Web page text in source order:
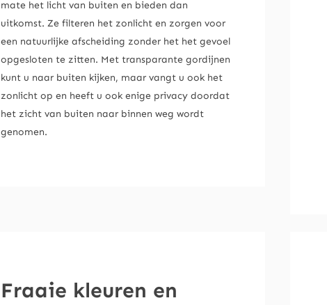
mate het licht van buiten en bieden dan
uitkomst. Ze filteren het zonlicht en zorgen voor
een natuurlijke afscheiding zonder het het gevoel
opgesloten te zitten. Met transparante gordijnen
kunt u naar buiten kijken, maar vangt u ook het
zonlicht op en heeft u ook enige privacy doordat
het zicht van buiten naar binnen weg wordt
genomen.
Fraaie kleuren en